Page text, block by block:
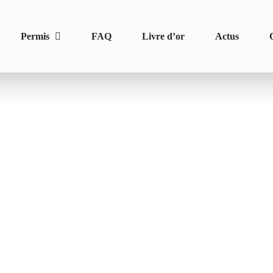
Permis FAQ Livre d’or Actus